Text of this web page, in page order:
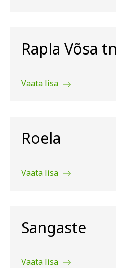
Rapla Võsa tn
Vaata lisa
Roela
Vaata lisa
Sangaste
Vaata lisa